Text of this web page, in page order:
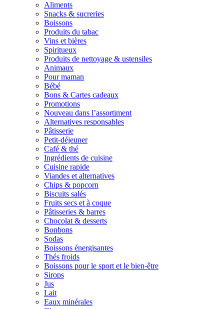
Aliments
Snacks & sucreries
Boissons
Produits du tabac
Vins et bières
Spiritueux
Produits de nettoyage & ustensiles
Animaux
Pour maman
Bébé
Bons & Cartes cadeaux
Promotions
Nouveau dans l’assortiment
Alternatives responsables
Pâtisserie
Petit-déjeuner
Café & thé
Ingrédients de cuisine
Cuisine rapide
Viandes et alternatives
Chips & popcorn
Biscuits salés
Fruits secs et à coque
Pâtisseries & barres
Chocolat & desserts
Bonbons
Sodas
Boissons énergisantes
Thés froids
Boissons pour le sport et le bien-être
Sirops
Jus
Lait
Eaux minérales